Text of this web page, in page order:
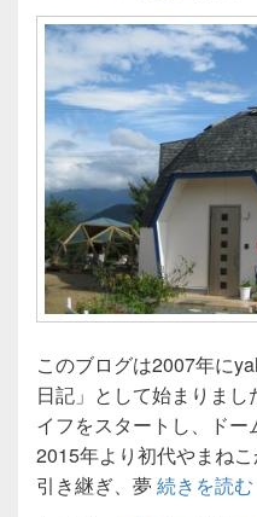
このブログは2007年に
日記」として始まりま
イフをスタートし、ドー
2015年より初代やまね
引き継ぎ、夢続きを読む